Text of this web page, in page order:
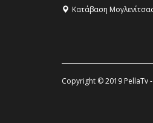
Κατάβαση
Copyright © 2019 PellaTv